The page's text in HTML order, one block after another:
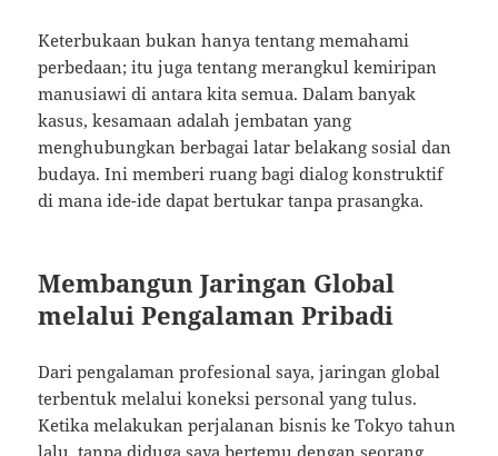
Keterbukaan bukan hanya tentang memahami
perbedaan; itu juga tentang merangkul kemiripan
manusiawi di antara kita semua. Dalam banyak
kasus, kesamaan adalah jembatan yang
menghubungkan berbagai latar belakang sosial dan
budaya. Ini memberi ruang bagi dialog konstruktif
di mana ide-ide dapat bertukar tanpa prasangka.
Membangun Jaringan Global
melalui Pengalaman Pribadi
Dari pengalaman profesional saya, jaringan global
terbentuk melalui koneksi personal yang tulus.
Ketika melakukan perjalanan bisnis ke Tokyo tahun